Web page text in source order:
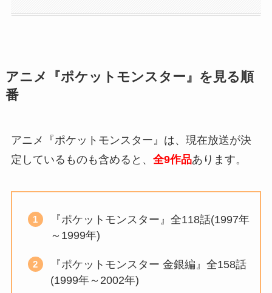
アニメ『ポケットモンスター』を見る順
番
アニメ『ポケットモンスター』は、現在放送が決
定しているものも含めると、 全9作品あります。
『ポケットモンスター』全118話(1997年
～1999年)
『ポケットモンスター 金銀編』全158話
(1999年～2002年)